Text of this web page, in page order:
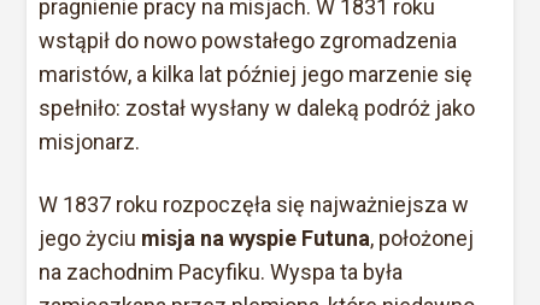
pragnienie pracy na misjach. W 1831 roku
wstąpił do nowo powstałego zgromadzenia
maristów, a kilka lat później jego marzenie się
spełniło: został wysłany w daleką podróż jako
misjonarz.
W 1837 roku rozpoczęła się najważniejsza w
jego życiu misja na wyspie Futuna, położonej
na zachodnim Pacyfiku. Wyspa ta była